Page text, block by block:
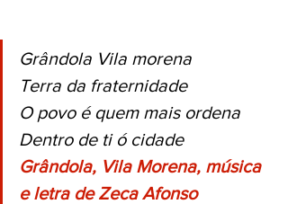
Grândola Vila morena
Terra da fraternidade
O povo é quem mais ordena
Dentro de ti ó cidade
Grândola, Vila Morena, música
e letra de Zeca Afonso